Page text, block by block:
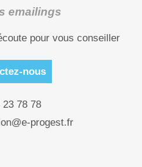
emailings
pour vous conseiller
nous
23 78 78
progest.fr